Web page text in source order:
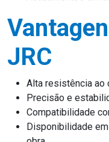
JRC
Alta resistência ao
Precisão e
Compatibilidade
Disponibilidade